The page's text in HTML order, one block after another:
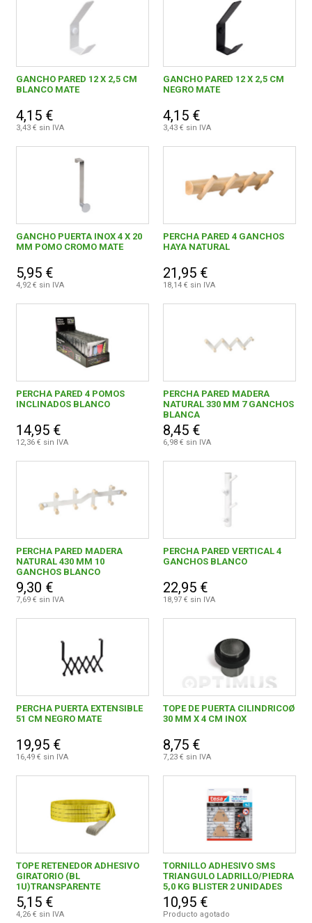
GANCHO PARED 12 X 2,5 CM
BLANCO MATE
4,15 €
3,43 € sin IVA
GANCHO PARED 12 X 2,5 CM
NEGRO MATE
4,15 €
3,43 € sin IVA
GANCHO PUERTA INOX 4 X 20
MM POMO CROMO MATE
5,95 €
4,92 € sin IVA
PERCHA PARED 4 GANCHOS
HAYA NATURAL
21,95 €
18,14 € sin IVA
PERCHA PARED 4 POMOS
INCLINADOS BLANCO
14,95 €
12,36 € sin IVA
PERCHA PARED MADERA
NATURAL 330 MM 7 GANCHOS
BLANCA
8,45 €
6,98 € sin IVA
PERCHA PARED MADERA
NATURAL 430 MM 10
GANCHOS BLANCO
9,30 €
7,69 € sin IVA
PERCHA PARED VERTICAL 4
GANCHOS BLANCO
22,95 €
18,97 € sin IVA
PERCHA PUERTA EXTENSIBLE
51 CM NEGRO MATE
19,95 €
16,49 € sin IVA
TOPE DE PUERTA CILINDRICOØ
30 MM X 4 CM INOX
8,75 €
7,23 € sin IVA
TOPE RETENEDOR ADHESIVO
GIRATORIO (BL
1U)TRANSPARENTE
5,15 €
4,26 € sin IVA
TORNILLO ADHESIVO SMS
TRIANGULO LADRILLO/PIEDRA
5,0 KG BLISTER 2 UNIDADES
10,95 €
Producto agotado